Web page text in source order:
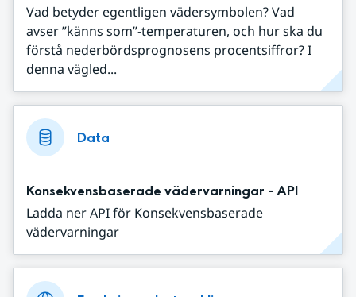
Vad betyder egentligen vädersymbolen? Vad
avser ”känns som”-temperaturen, och hur ska du
förstå nederbördsprognosens procentsiffror? I
denna vägled...
Data
Konsekvensbaserade vädervarningar - API
Ladda ner API för Konsekvensbaserade
vädervarningar